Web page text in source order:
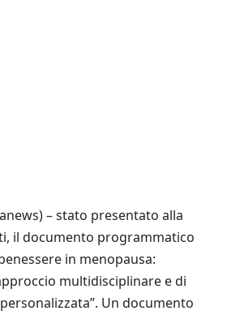
– stato presentato alla
il documento programmatico
in menopausa:
multidisciplinare e di
Un documento